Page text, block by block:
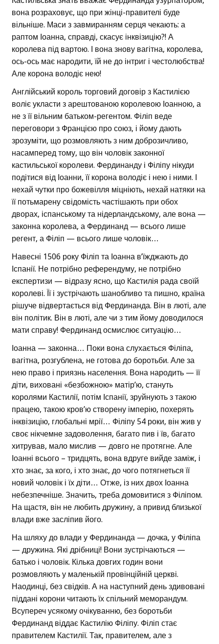
вона розраховує, що при жінці-правителі буде
вільніше. Маси з завмиранням серця чекають: а
раптом Іоанна, справді, скасує інквізицію?! А
королева під вартою. І вона знову вагітна, королева,
ось-ось має народити, їй не до інтриг і честолюбства!
Але корона володіє нею!
Англійський король торговий договір з Кастилією
воліє укласти з арештованою королевою Іоанною, а
не з її вільним батьком-регентом. Філіп веде
переговори з Францією про союз, і йому дають
зрозуміти, що розмовляють з ним доброзичливо,
насамперед тому, що він чоловік законної
кастильської королеви. Фердинанду і Філіпу нікуди
подітися від Іоанни, її корона володіє і нею і ними. І
нехай чутки про божевілля міцніють, нехай натяки на
її потьмарену свідомість частішають при обох
дворах, іспанському та нідерландському, але вона —
законна королева, а Фердинанд — всього лише
регент, а Філіп — всього лише чоловік…
Навесні 1506 року Філіп та Іоанна в’їжджають до
Іспанії. Не потрібно референдуму, не потрібно
експертизи — відразу ясно, що Кастилія рада своїй
королеві. Її і зустрічають шанобливо та пишно, країна
рішуче відвертається від Фердинанда. Він в люті, але
він політик. Він в люті, але чи з тим йому доводилося
мати справу! Фердинанд осмислює ситуацію…
Іоанна — законна… Поки вона слухається Філіпа,
вагітна, розгублена, не готова до боротьби. Але за
нею право і приязнь населення. Вона народить — її
діти, виховані «безбожною» матір’ю, стануть
королями Кастилії, потім Іспанії, зруйнують з такою
працею, такою кров’ю створену імперію, похерять
інквізицію, глобальні мрії… Філіпу 54 роки, він жив у
своє нікчемне задоволення, багато пив і їв, багато
хитрував, мало мислив — довго не протягне. Але
Іоанні всього – тридцять, вона вдруге вийде заміж, і
хто знає, за кого, і хто знає, до чого потягнеться її
новий чоловік і їх діти… Отже, із них двох Іоанна
небезпечніше. Значить, треба домовитися з Філіпом.
На щастя, він не любить дружину, а привид близької
влади вже засліпив його.
На шляху до влади у Фердинанда — дочка, у Філіпа
— дружина. Які дрібниці! Вони зустрічаються —
батько і чоловік. Кілька довгих годин вони
розмовляють у маленькій провінційній церкві.
Наодинці, без свідків. А на наступний день здивовані
піддані корони читають їх спільний меморандум.
Всупереч усякому очікуванню, без боротьби
Фердинанд віддає Кастилію Філіпу. Філіп стає
правителем Кастилії. Так, правителем, але з